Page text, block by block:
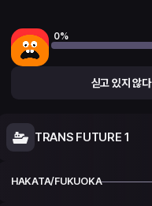
0%
싣고 있지 않다
TRANS FUTURE 1
HAKATA/FUKUOKA